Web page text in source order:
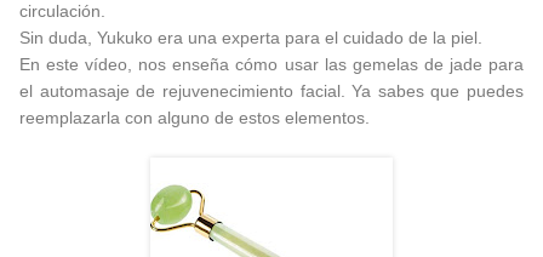
circulación.
Sin duda, Yukuko era una experta para el cuidado de la piel.
En este vídeo, nos enseña cómo usar las gemelas de jade para
el automasaje de rejuvenecimiento facial. Ya sabes que puedes
reemplazarla con alguno de estos elementos.